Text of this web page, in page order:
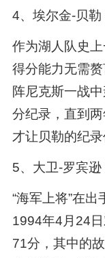
4、埃尔金-贝
作为湖人队史
得分能力无需
阵尼克斯一战
分纪录，直到
才让贝勒的纪录
5、大卫-罗宾
“海军上将”在
1994年4月24
71分，其中的